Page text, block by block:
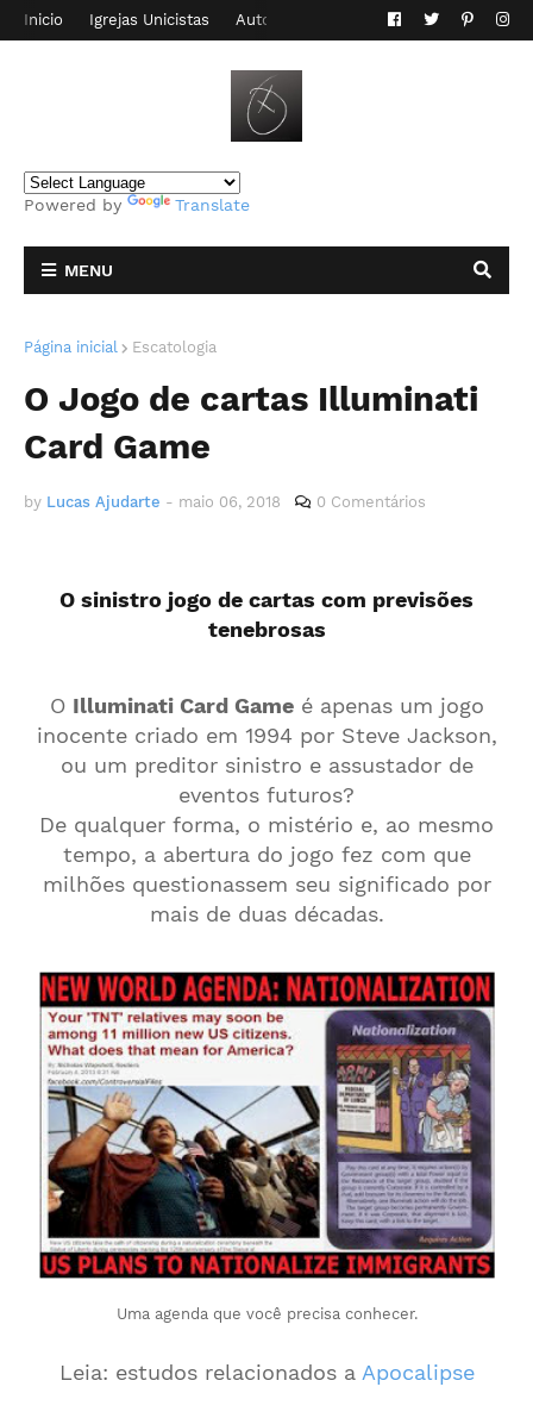
Inicio Igrejas Unicistas Autor do Blog Contato
Powered by Translate
MENU
Página inicial Escatologia
O Jogo de cartas Illuminati
Card Game
by Lucas Ajudarte - maio 06, 2018 0 Comentários
O sinistro jogo de cartas com previsões
tenebrosas
O Illuminati Card Gameé apenas um jogo
inocente criado em 1994 por Steve Jackson,
ou um preditor sinistro e assustador de
eventos futuros?
De qualquer forma, o mistério e, ao mesmo
tempo, a abertura do jogo fez com que
milhões questionassem seu significado por
mais de duas décadas.
Uma agenda que você precisa conhecer.
Leia: estudos relacionados a Apocalipse